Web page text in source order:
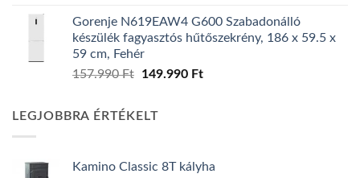
was:
139.990 Ft.
is:
119.990 Ft.
Gorenje N619EAW4 G600 Szabadonálló
készülék fagyasztós hűtőszekrény, 186 x 59.5 x
59 cm, Fehér
157.990Ft
Original
157.990 Ft.
149.990 FtCurrent
LEGJOBBRA ÉRTÉKELT
Kamino Classic 8T kályha